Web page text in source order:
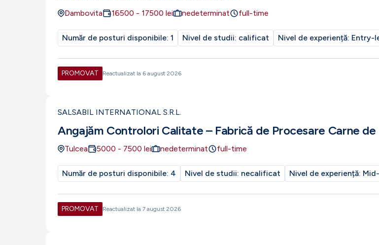
Dambovita 16500 - 17500 lei nedeterminat full-time
Număr de posturi disponibile: 1 Nivel de studii: calificat Nivel de experiență: Entry-
PROMOVAT Reactualizat la 6 august 2026
SALSABIL INTERNATIONAL S.R.L.
Angajăm Controlori Calitate – Fabrică de Procesare Carne de
Tulcea 5000 - 7500 lei nedeterminat full-time
Număr de posturi disponibile: 4 Nivel de studii: necalificat Nivel de experiență:
PROMOVAT Reactualizat la 7 august 2026